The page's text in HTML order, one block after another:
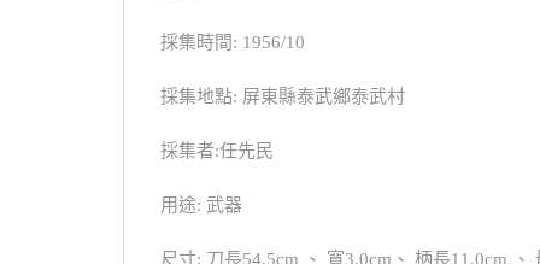
採集時間: 1956/10
採集地點: 屏東縣泰武鄉泰武村
採集者:任先民
用途: 武器
尺寸: 刀長54.5cm 、 寬3.0cm、 柄長11.0cm